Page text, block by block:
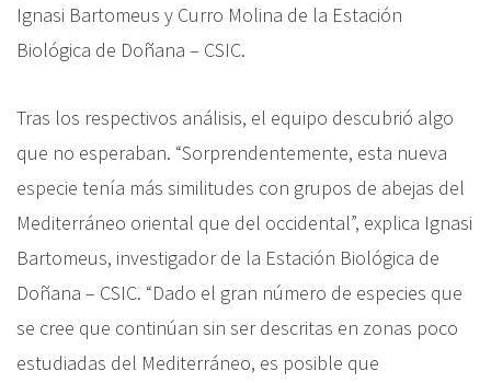
Ignasi Bartomeus y Curro Molina de la Estación
Biológica de Doñana – CSIC.
Tras los respectivos análisis, el equipo descubrió algo
que no esperaban. “Sorprendentemente, esta nueva
especie tenía más similitudes con grupos de abejas del
Mediterráneo oriental que del occidental”, explica Ignasi
Bartomeus, investigador de la Estación Biológica de
Doñana – CSIC. “Dado el gran número de especies que
se cree que continúan sin ser descritas en zonas poco
estudiadas del Mediterráneo, es posible que